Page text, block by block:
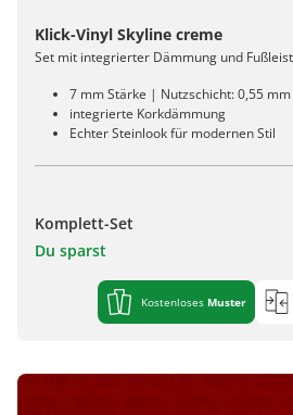
Klick-Vinyl Skyline creme
Set mit integrierter Dämmung und
7 mm Stärke | Nutzschicht: 0,55
integrierte Korkdämmung
Echter Steinlook für modernen Stil
Komplett-Set
Du sparst
Kostenloses Muster